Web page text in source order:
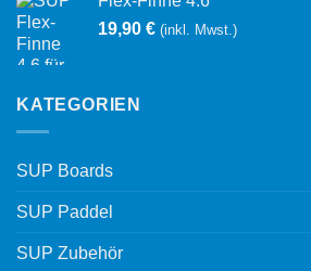
19,90 € (inkl. Mwst.)
KATEGORIEN
SUP Boards
SUP Paddel
SUP Zubehör